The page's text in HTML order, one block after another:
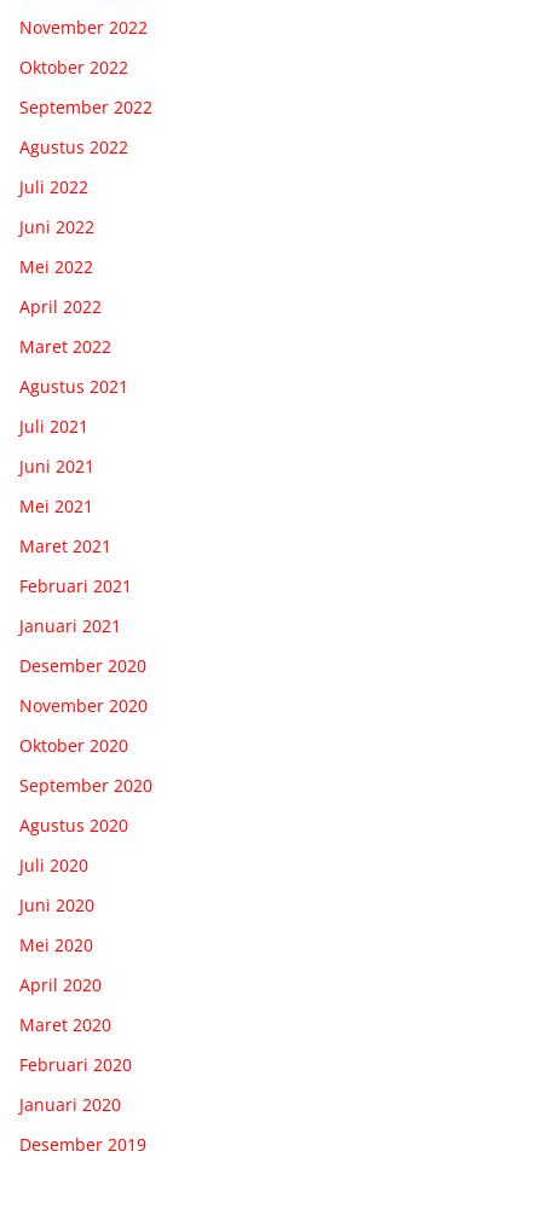
November 2022
Oktober 2022
September 2022
Agustus 2022
Juli 2022
Juni 2022
Mei 2022
April 2022
Maret 2022
Agustus 2021
Juli 2021
Juni 2021
Mei 2021
Maret 2021
Februari 2021
Januari 2021
Desember 2020
November 2020
Oktober 2020
September 2020
Agustus 2020
Juli 2020
Juni 2020
Mei 2020
April 2020
Maret 2020
Februari 2020
Januari 2020
Desember 2019